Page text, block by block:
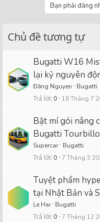
Bạn phải đăng
Chủ đề tương tự
Bugatti W16
lại kỷ nguyên
Đăng Nguyen Bugatti
Trả lời 0 18 Tháng 7
Bật mí gói nâng
Bugatti
Supercar Bugatti
Trả lời 0 7 Tháng 3
Tuyệt phẩm
tại Nhật Bản và
Le Hai Bugatti
Trả lời 0 7 Tháng 12